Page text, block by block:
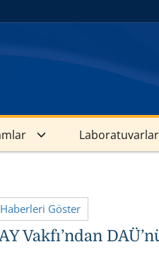
Laboratuvarlar
Göster
Vakfı’ndan